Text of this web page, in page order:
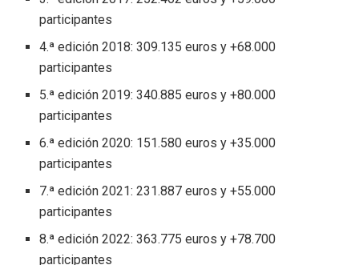
participantes
4.ª edición 2018: 309.135 euros y +68.000
participantes
5.ª edición 2019: 340.885 euros y +80.000
participantes
6.ª edición 2020: 151.580 euros y +35.000
participantes
7.ª edición 2021: 231.887 euros y +55.000
participantes
8.ª edición 2022: 363.775 euros y +78.700
participantes